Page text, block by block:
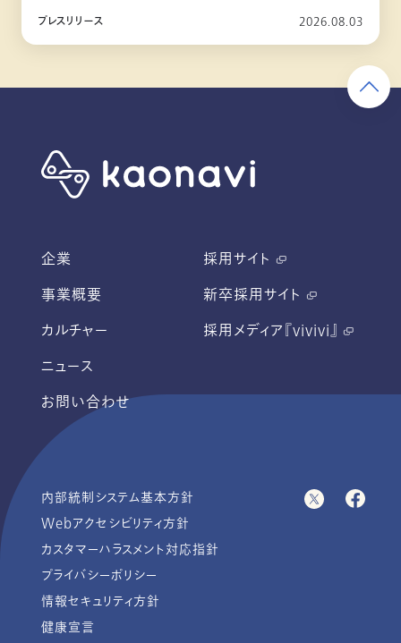
プレスリリース 2026.08.03
企業
事業概要
カルチャー
ニュース
お問い合わせ
採用サイト
新卒採用サイト
採用メディア『vivivi』
内部統制システム基本方針
Webアクセシビリティ方針
カスタマーハラスメント対応指針
プライバシーポリシー
情報セキュリティ方針
健康宣言